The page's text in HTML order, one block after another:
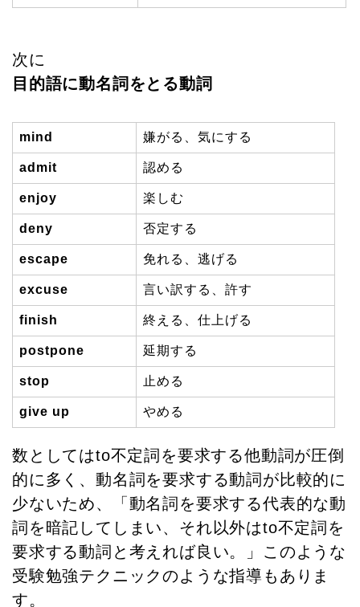
次に
目的語に動名詞をとる動詞
mind 嫌がる、気にする
admit 認める
enjoy 楽しむ
deny 否定する
escape 免れる、逃げる
excuse 言い訳する、許す
finish 終える、仕上げる
postpone 延期する
stop 止める
give up やめる
数としてはto不定詞を要求する他動詞が圧倒
的に多く、動名詞を要求する動詞が比較的に
少ないため、「動名詞を要求する代表的な動
詞を暗記してしまい、それ以外はto不定詞を
要求する動詞と考えれば良い。」このような
受験勉強テクニックのような指導もありま
す。